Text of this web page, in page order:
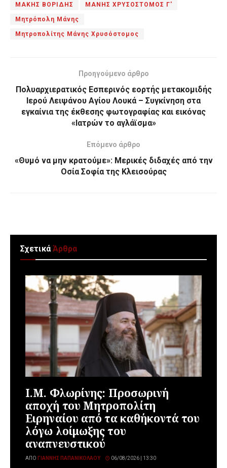
ΜΑΚΗΣ ΒΟΡΙΔΗΣ ΜΑΝΗΣ ΧΡΥΣΟΣΤΟΜΟΣ Γ'
Μητρόπολη Μάνης
Μητροπολίτης Μάνης Χρυσόστομος
Προηγούμενο άρθρο
Πολυαρχιερατικός Εσπερινός εορτής μετακομιδής
Ιερού Λειψάνου Αγίου Λουκά – Συγκίνηση στα
εγκαίνια της έκθεσης φωτογραφίας και εικόνας
«Ιατρών το αγλάϊσμα»
Επόμενο άρθρο
«Θυμό να μην κρατούμε»: Μερικές διδαχές από την
Οσία Σοφία της Κλεισούρας
ΣχετικάΆρθρα
Ι.Μ. Φλωρίνης: Προσωρινή
αποχή του Μητροπολίτη
Ειρηναίου από τα καθήκοντά του
λόγω λοίμωξης του
αναπνευστικού
ΑΠΌ ΓΙΆΝΝΗΣ ΠΑΠΑΝΙΚΟΛΆΟΥ 06/08/2026 | 13:30